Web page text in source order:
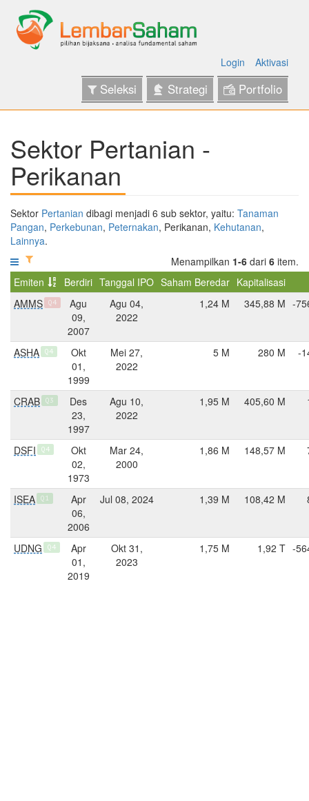
Login Aktivasi
Seleksi Strategi Portfolio
Sektor Pertanian -
Perikanan
Sektor Pertanian dibagi menjadi 6 sub sektor, yaitu: Tanaman
Pangan, Perkebunan, Peternakan, Perikanan, Kehutanan,
Lainnya.
Menampilkan 1-6 dari 6 item.
Emiten
Berdiri Tanggal IPO Saham Beredar Kapitalisasi
AMMS
Q4
Agu
09,
2007
Agu 04,
2022
1,24 M 345,88 M -
ASHA Q4
Okt
01,
1999
Mei 27,
2022
5 M 280 M -
CRAB Q3
Des
23,
1997
Agu 10,
2022
1,95 M 405,60 M
DSFI Q4
Okt
02,
1973
Mar 24,
2000
1,86 M 148,57 M
ISEA Q1
Apr
06,
2006
Jul 08, 2024 1,39 M 108,42 M
UDNG Q4
Apr
01,
2019
Okt 31,
2023
1,75 M 1,92 T -